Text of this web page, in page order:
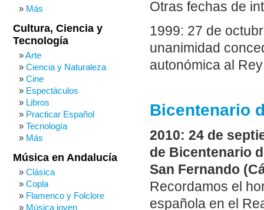
Otras fechas de
1999: 27 de
unanimidad
autonómica al
Bicentenario
2010: 24 de
de Bicentenario
San Fernando
Recordamos el
española en el
Más
Cultura, Ciencia y
Tecnología
Arte
Ciencia y Naturaleza
Cine
Espectáculos
Libros
Practicar Español
Tecnología
Más
Música en Andalucía
Clásica
Copla
Flamenco y Folclore
Música joven